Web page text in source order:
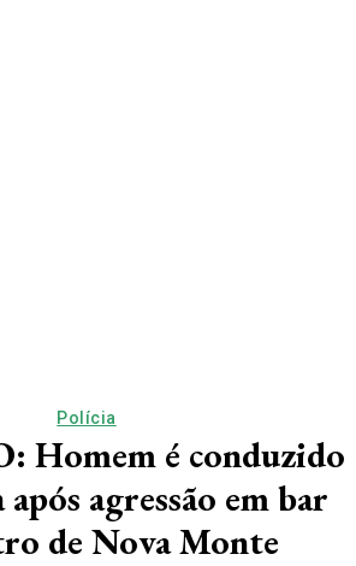
Polícia
Homem é conduzido
após agressão em bar
de Nova Monte